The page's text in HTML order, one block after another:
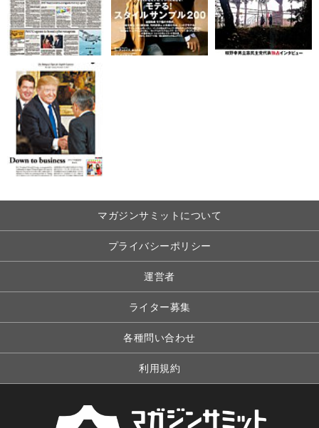
マガジンサミットについて
プライバシーポリシー
運営者
ライター募集
各種問い合わせ
利用規約